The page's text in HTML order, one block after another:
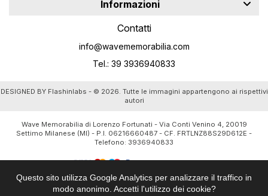
Questo sito utilizza Google Analytics per analizzare il traffico in
modo anonimo. Accetti l'utilizzo dei cookie?
Informazioni
Contatti
info@wavememorabilia.com
Tel.: 39 3936940833
DESIGNED BY Flashinlabs - © 2026. Tutte le immagini appartengono ai rispettivi
autori
Wave Memorabilia di Lorenzo Fortunati - Via Conti Venino 4, 20019
Settimo Milanese (MI) - P.I. 06216660487 - CF. FRTLNZ88S29D612E -
Telefono: 3936940833